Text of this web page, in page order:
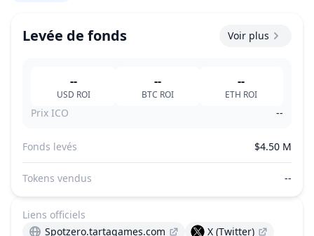
Levée de fonds Voir plus
--
USD ROI
--
BTC ROI
--
ETH ROI
Prix ICO --
Fonds levés $4.50 M
Tokens vendus --
Liens officiels
Spotzero.tartagames.com
X (Twitter)